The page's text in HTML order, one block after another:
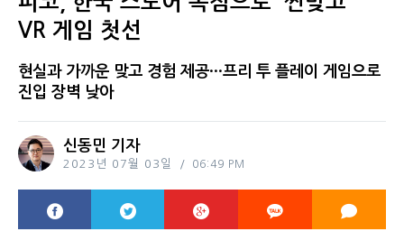
VR 게임 첫선
현실과 가까운 맞고 경험 제공···프리 투 플레이 게임으로
진입 장벽 낮아
신동민 기자
2023년 07월 03일 06:49 PM